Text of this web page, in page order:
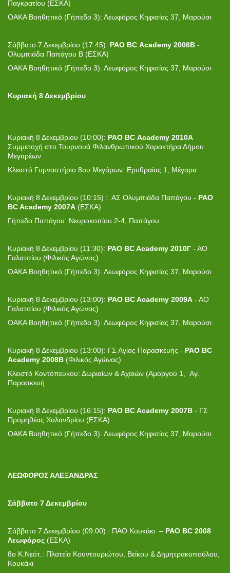
Παγκρατίου (ΕΣΚΑ)
ΟΑΚΑ Βοηθητικό (Γήπεδο 3): Λεωφόρος Κηφισίας 37, Μαρούσι
Σάββατο 7 Δεκεμβρίου (17:45): PAO BC Academy 2006B -
Ολυμπιάδα Παπάγου B (ΕΣΚΑ)
ΟΑΚΑ Βοηθητικό (Γήπεδο 3): Λεωφόρος Κηφισίας 37, Μαρούσι
Κυριακή 8 Δεκεμβρίου
Κυριακή 8 Δεκεμβρίου (10:00): PAO BC Academy 2010A
Συμμετοχή στο Τουρνουά Φιλανθρωπικού Χαρακτήρα Δήμου
Μεγαρέων
Κλειστό Γυμναστήριο 8ου Μεγάρων: Ερυθραίας 1, Μέγαρα
Κυριακή 8 Δεκεμβρίου (10:15) : ΑΣ Ολυμπιάδα Παπάγου - PAO
BC Academy 2007Α (ΕΣΚΑ)
Γήπεδο Παπάγου: Νευροκοπίου 2-4, Παπάγου
Κυριακή 8 Δεκεμβρίου (11:30): PAO BC Academy 2010Γ- ΑΟ
Γαλατσίου (Φιλικός Αγώνας)
ΟΑΚΑ Βοηθητικό (Γήπεδο 3): Λεωφόρος Κηφισίας 37, Μαρούσι
Κυριακή 8 Δεκεμβρίου (13:00): PAO BC Academy 2009Α - ΑΟ
Γαλατσίου (Φιλικός Αγώνας)
ΟΑΚΑ Βοηθητικό (Γήπεδο 3): Λεωφόρος Κηφισίας 37, Μαρούσι
Κυριακή 8 Δεκεμβρίου (13:00): ΓΣ Αγίας Παρασκευής - PAO BC
Academy 2008B (Φιλικός Αγώνας)
Κλειστό Κοντόπευκου: Δωριαίων & Αχαιών (Αμοργού 1, Αγ.
Παρασκευή
Κυριακή 8 Δεκεμβρίου (16:15): PAO BC Academy 2007Β - ΓΣ
Προμηθέας Χαλανδρίου (ΕΣΚΑ)
ΟΑΚΑ Βοηθητικό (Γήπεδο 3): Λεωφόρος Κηφισίας 37, Μαρούσι
ΛΕΩΦΟΡΟΣ ΑΛΕΞΑΝΔΡΑΣ
Σάββατο 7 Δεκεμβρίου
Σάββατο 7 Δεκεμβρίου (09:00) : ΠΑΟ Κουκάκι – PAO BC 2008
Λεωφόρος (ΕΣΚΑ)
8ο Κ.Νεότ.: Πλατεία Κουντουριώτου, Βείκου & Δημητρακοπούλου,
Κουκάκι